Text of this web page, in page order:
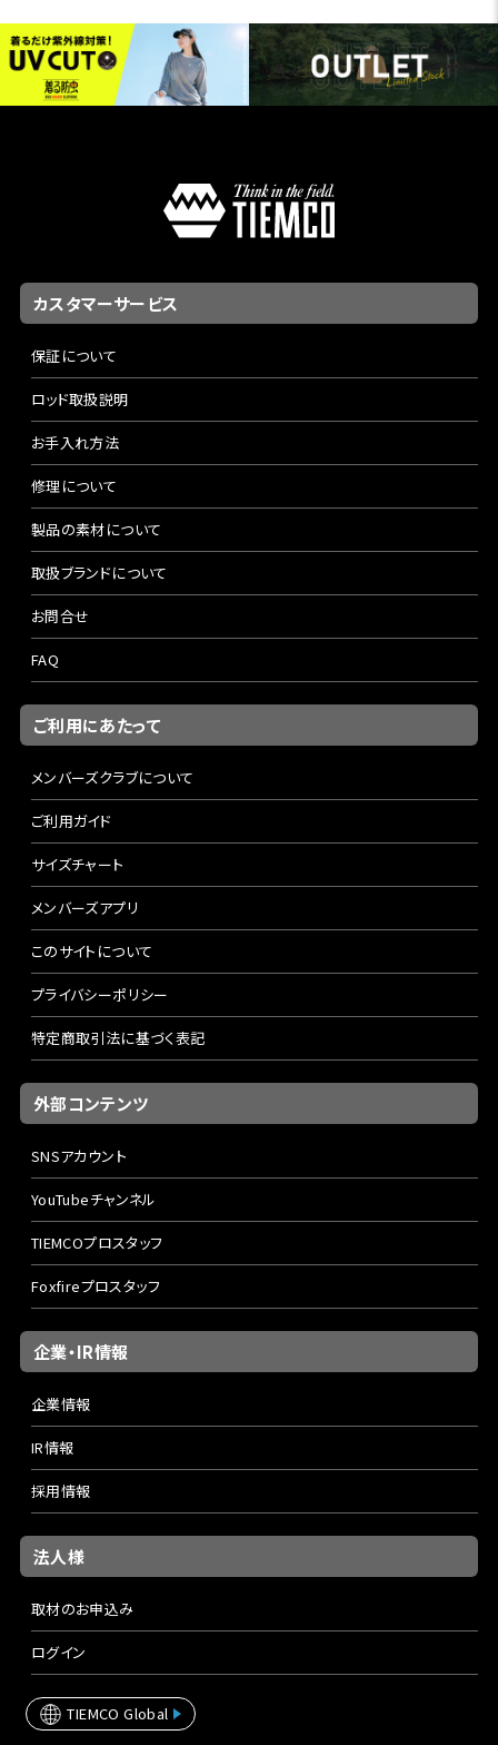
カスタマーサービス
保証について
ロッド取扱説明
お手入れ方法
修理について
製品の素材について
取扱ブランドについて
お問合せ
FAQ
ご利用にあたって
メンバーズクラブについて
ご利用ガイド
サイズチャート
メンバーズアプリ
このサイトについて
プライバシーポリシー
特定商取引法に基づく表記
外部コンテンツ
SNSアカウント
YouTubeチャンネル
TIEMCOプロスタッフ
Foxfireプロスタッフ
企業・IR情報
企業情報
IR情報
採用情報
法人様
取材のお申込み
ログイン
TIEMCO Global